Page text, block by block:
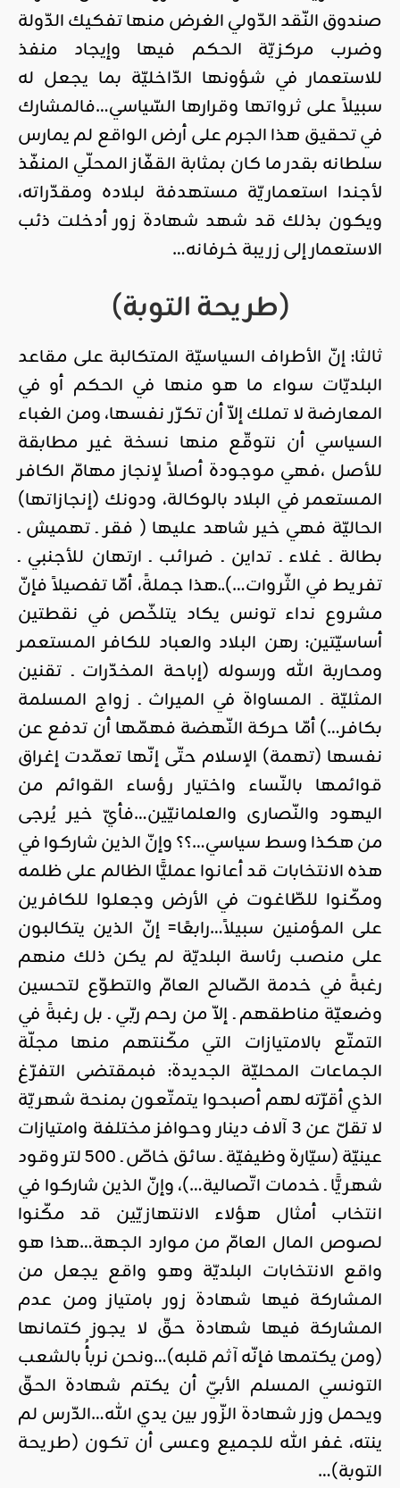
صندوق النّقد الدّولي الغرض منها تفكيك الدّولة
وضرب مركزيّة الحكم فيها وإيجاد منفذ
للاستعمار في شؤونها الدّاخليّة بما يجعل له
سبيلاً على ثرواتها وقرارها السّياسي…فالمشارك
في تحقيق هذا الجرم على أرض الواقع لم يمارس
سلطانه بقدر ما كان بمثابة القفّاز المحلّي المنفّذ
لأجندا استعماريّة مستهدفة لبلاده ومقدّراته،
ويكون بذلك قد شهد شهادة زور أدخلت ذئب
الاستعمار إلى زريبة خرفانه…
(طريحة التوبة)
ثالثا: إنّ الأطراف السياسيّة المتكالبة على مقاعد
البلديّات سواء ما هو منها في الحكم أو في
المعارضة لا تملك إلاّ أن تكرّر نفسها، ومن الغباء
السياسي أن نتوقّع منها نسخة غير مطابقة
للأصل ،فهي موجودة أصلاً لإنجاز مهامّ الكافر
المستعمر في البلاد بالوكالة، ودونك (إنجازاتها)
الحاليّة فهي خير شاهد عليها ( فقر ـ تهميش ـ
بطالة ـ غلاء ـ تداين ـ ضرائب ـ ارتهان للأجنبي ـ
تفريط في الثّروات…)..هذا جملةً، أمّا تفصيلاً فإنّ
مشروع نداء تونس يكاد يتلخّص في نقطتين
أساسيّتين: رهن البلاد والعباد للكافر المستعمر
ومحاربة الله ورسوله (إباحة المخدّرات ـ تقنين
المثليّة ـ المساواة في الميراث ـ زواج المسلمة
بكافر…) أمّا حركة النّهضة فهمّها أن تدفع عن
نفسها (تهمة) الإسلام حتّى إنّها تعمّدت إغراق
قوائمها بالنّساء واختيار رؤساء القوائم من
اليهود والنّصارى والعلمانيّين…فأيّ خير يُرجى
من هكذا وسط سياسي…؟؟ وإنّ الذين شاركوا في
هذه الانتخابات قد أعانوا عمليًّا الظالم على ظلمه
ومكّنوا للطّاغوت في الأرض وجعلوا للكافرين
على المؤمنين سبيلاً…رابعًا= إنّ الذين يتكالبون
على منصب رئاسة البلديّة لم يكن ذلك منهم
رغبةً في خدمة الصّالح العامّ والتطوّع لتحسين
وضعيّة مناطقهم ـ إلاّ من رحم ربّي ـ بل رغبةً في
التمتّع بالامتيازات التي مكّنتهم منها مجلّة
الجماعات المحليّة الجديدة: فبمقتضى التفرّغ
الذي أقرّته لهم أصبحوا يتمتّعون بمنحة شهريّة
لا تقلّ عن 3 آلاف دينار وحوافز مختلفة وامتيازات
عينيّة (سيّارة وظيفيّة ـ سائق خاصّ ـ 500 لتر وقود
شهريًّا ـ خدمات اتّصالية…)، وإنّ الذين شاركوا في
انتخاب أمثال هؤلاء الانتهازيّين قد مكّنوا
لصوص المال العامّ من موارد الجهة…هذا هو
واقع الانتخابات البلديّة وهو واقع يجعل من
المشاركة فيها شهادة زور بامتياز ومن عدم
المشاركة فيها شهادة حقّ لا يجوز كتمانها
(ومن يكتمها فإنّه آثم قلبه)…ونحن نربأُ بالشعب
التونسي المسلم الأبيّ أن يكتم شهادة الحقّ
ويحمل وزر شهادة الزّور بين يدي الله…الدّرس لم
ينته، غفر الله للجميع وعسى أن تكون (طريحة
التوبة)…